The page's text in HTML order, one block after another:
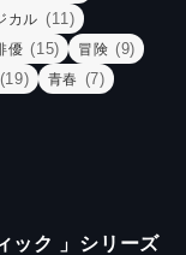
カル (11)
優 (15) 冒険 (9)
(19) 青春 (7)
ック 」シリーズ